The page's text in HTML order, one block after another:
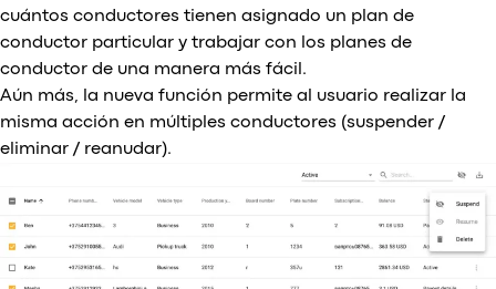
cuántos conductores tienen asignado un plan de
conductor particular y trabajar con los planes de
conductor de una manera más fácil.
Aún más, la nueva función permite al usuario realizar la
misma acción en múltiples conductores (suspender /
eliminar / reanudar).